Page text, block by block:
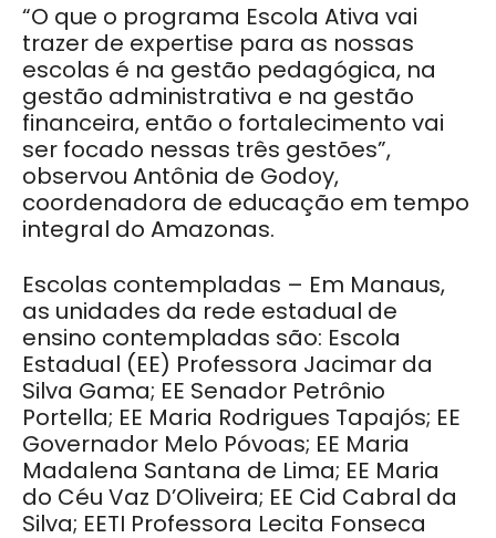
“O que o programa Escola Ativa vai
trazer de expertise para as nossas
escolas é na gestão pedagógica, na
gestão administrativa e na gestão
financeira, então o fortalecimento vai
ser focado nessas três gestões”,
observou Antônia de Godoy,
coordenadora de educação em tempo
integral do Amazonas.
Escolas contempladas – Em Manaus,
as unidades da rede estadual de
ensino contempladas são: Escola
Estadual (EE) Professora Jacimar da
Silva Gama; EE Senador Petrônio
Portella; EE Maria Rodrigues Tapajós; EE
Governador Melo Póvoas; EE Maria
Madalena Santana de Lima; EE Maria
do Céu Vaz D’Oliveira; EE Cid Cabral da
Silva; EETI Professora Lecita Fonseca